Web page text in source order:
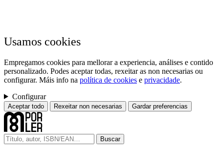
Usamos cookies
Empregamos cookies para mellorar a experiencia, análises e contido
personalizado. Podes aceptar todas, rexeitar as non necesarias ou
configurar. Máis info na política de cookies e privacidade.
Configurar
Aceptar todo Rexeitar non necesarias Gardar preferencias
Buscar